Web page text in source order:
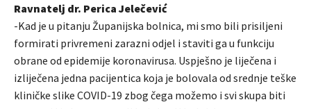
Ravnatelj dr. Perica Jelečević
-Kad je u pitanju Županijska bolnica, mi smo bili prisiljeni
formirati privremeni zarazni odjel i staviti ga u funkciju
obrane od epidemije koronavirusa. Uspješno je liječena i
izliječena jedna pacijentica koja je bolovala od srednje teške
kliničke slike COVID-19 zbog čega možemo i svi skupa biti